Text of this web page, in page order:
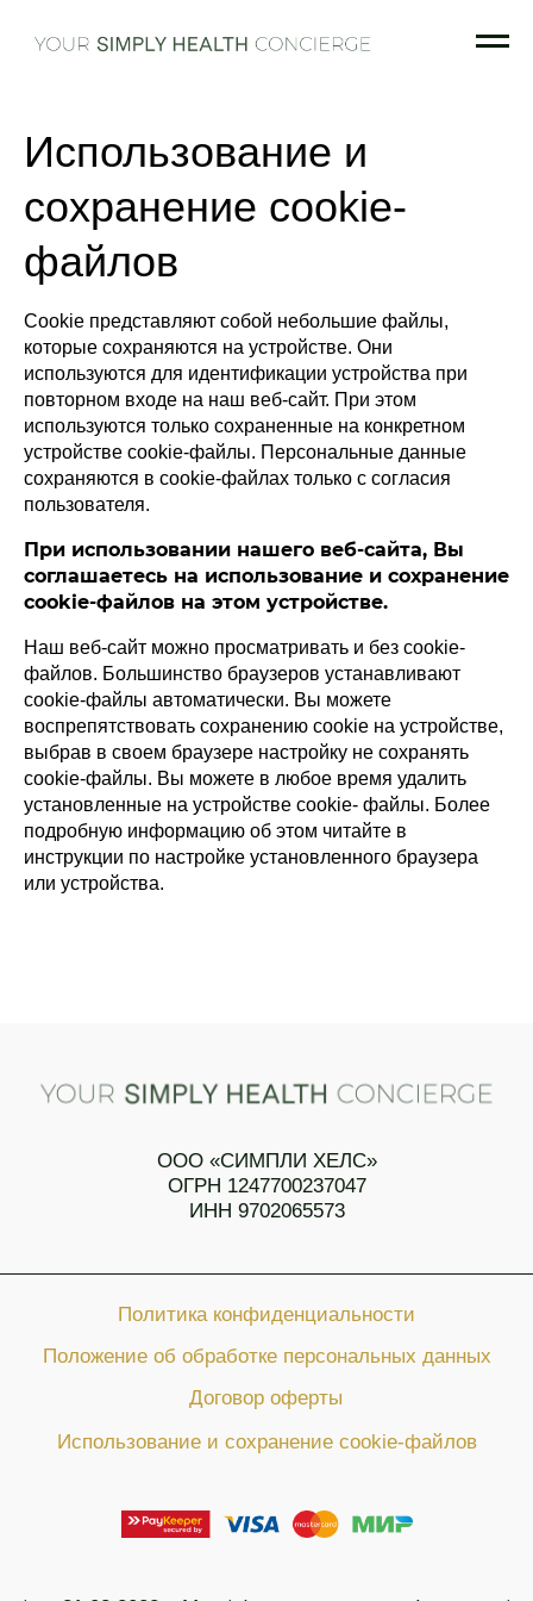
Использование и
сохранение cookie-
файлов
Cookie представляют собой небольшие файлы,
которые сохраняются на устройстве. Они
используются для идентификации устройства при
повторном входе на наш веб-сайт. При этом
используются только сохраненные на конкретном
устройстве cookie-файлы. Персональные данные
сохраняются в cookie-файлах только с согласия
пользователя.
При использовании нашего веб-сайта, Вы
соглашаетесь на использование и сохранение
cookie-файлов на этом устройстве.
Наш веб-сайт можно просматривать и без cookie-
файлов. Большинство браузеров устанавливают
cookie-файлы автоматически. Вы можете
воспрепятствовать сохранению cookie на устройстве,
выбрав в своем браузере настройку не сохранять
cookie-файлы. Вы можете в любое время удалить
установленные на устройстве cookie- файлы. Более
подробную информацию об этом читайте в
инструкции по настройке установленного браузера
или устройства.
ООО «СИМПЛИ ХЕЛС»
ОГРН 1247700237047
ИНН 9702065573
и Facebook*) организация запрещённая на
территории Российской Федерации.
Иммунные
шоты
Wellness-
concierge.ru
+7 (980)
800-20-86